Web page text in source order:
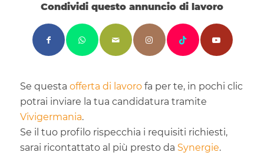
Condividi questo annuncio di lavoro
Se questa offerta di lavorofa per te, in pochi clic
potrai inviare la tua candidatura tramite
Vivigermania.
Se il tuo profilo rispecchia i requisiti richiesti,
sarai ricontattato al più presto da Synergie.